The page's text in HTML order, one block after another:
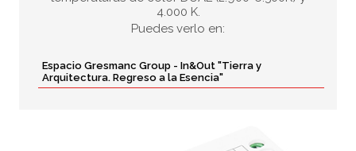
4.000 K.
Puedes verlo en:
Espacio Gresmanc Group - In&Out "Tierra y
Arquitectura. Regreso a la Esencia"